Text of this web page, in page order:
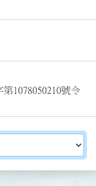
1078050210號令